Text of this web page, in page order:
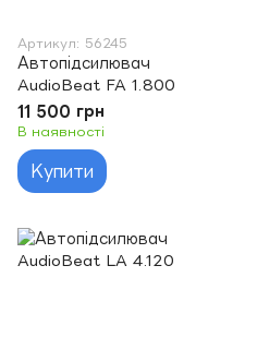
Артикул: 56245
Автопідсилювач
AudioBeat FA 1.800
11 500 грн
В наявності
Купити